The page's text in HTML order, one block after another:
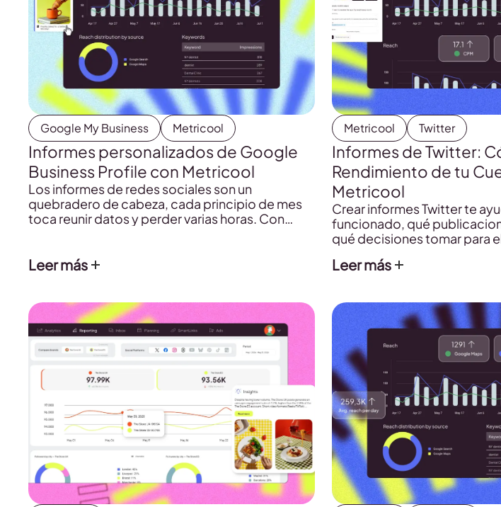
Google My Business Metricool
Informes personalizados de Google
Business Profile con Metricool
Los informes de redes sociales son un
quebradero de cabeza, cada principio de mes
toca reunir datos y perder varias horas. Con
Leer más
Metricool Twitter
Informes de Twitter:
Rendimiento de tu
Metricool
Crear informes Twitter te
funcionado, qué
qué decisiones tomar para
Leer más